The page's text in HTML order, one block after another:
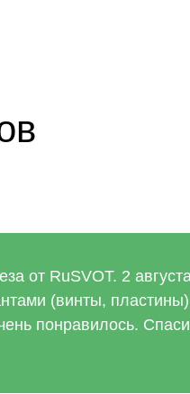
от RuSVOT. 2
(винты,
понравилось.